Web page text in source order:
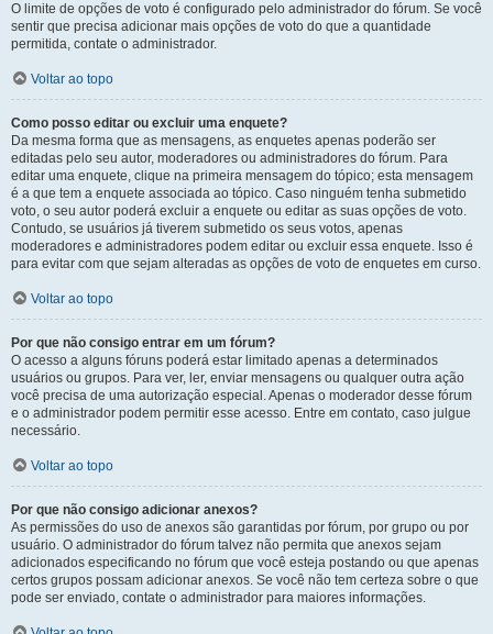
O limite de opções de voto é configurado pelo administrador do fórum. Se você
sentir que precisa adicionar mais opções de voto do que a quantidade
permitida, contate o administrador.
Voltar ao topo
Como posso editar ou excluir uma enquete?
Da mesma forma que as mensagens, as enquetes apenas poderão ser
editadas pelo seu autor, moderadores ou administradores do fórum. Para
editar uma enquete, clique na primeira mensagem do tópico; esta mensagem
é a que tem a enquete associada ao tópico. Caso ninguém tenha submetido
voto, o seu autor poderá excluir a enquete ou editar as suas opções de voto.
Contudo, se usuários já tiverem submetido os seus votos, apenas
moderadores e administradores podem editar ou excluir essa enquete. Isso é
para evitar com que sejam alteradas as opções de voto de enquetes em curso.
Voltar ao topo
Por que não consigo entrar em um fórum?
O acesso a alguns fóruns poderá estar limitado apenas a determinados
usuários ou grupos. Para ver, ler, enviar mensagens ou qualquer outra ação
você precisa de uma autorização especial. Apenas o moderador desse fórum
e o administrador podem permitir esse acesso. Entre em contato, caso julgue
necessário.
Voltar ao topo
Por que não consigo adicionar anexos?
As permissões do uso de anexos são garantidas por fórum, por grupo ou por
usuário. O administrador do fórum talvez não permita que anexos sejam
adicionados especificando no fórum que você esteja postando ou que apenas
certos grupos possam adicionar anexos. Se você não tem certeza sobre o que
pode ser enviado, contate o administrador para maiores informações.